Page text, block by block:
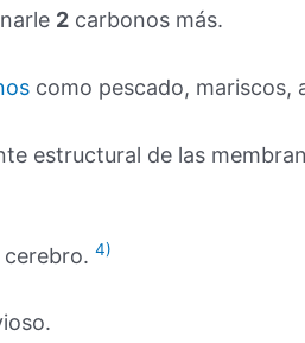
2 carbonos más.
como pescado, mariscos,
estructural de las
cerebro.4)